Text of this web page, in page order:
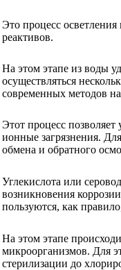
Это процесс
реактивов.
На этом этапе из воды
осуществляться
современных методов
Этот процесс
ионные загрязнения.
обмена и обратного
Углекислота или
возникновения
пользуются, как
На этом этапе
микроорганизмов. Для
стерилизации до